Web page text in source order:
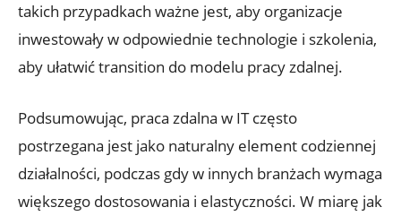
takich przypadkach ważne jest, aby organizacje​
inwestowały w odpowiednie technologie i szkolenia,
aby ułatwić transition do modelu pracy⁣ zdalnej.
Podsumowując, praca zdalna w IT ​często
postrzegana⁤ jest jako ​naturalny element codziennej‌
działalności, ⁤podczas ‍gdy w innych branżach wymaga
większego dostosowania i elastyczności. W miarę jak‍